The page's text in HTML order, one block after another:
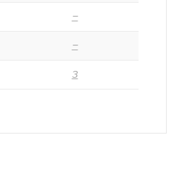
–
–
З